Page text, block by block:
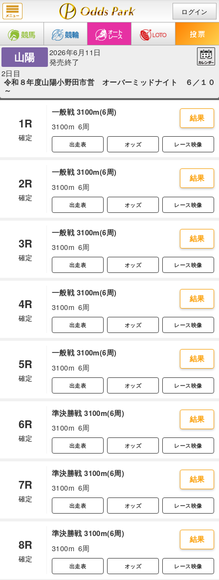
ログイン
山陽
2026年6月11日
発売終了
2日目
令和８年度山陽小野田市営 オーバーミッドナイト ６／１０
～
1R
確定
一般戦 3100m(6周)
3100m 6周
結果
出走表 オッズ レース映像
2R
確定
一般戦 3100m(6周)
3100m 6周
結果
出走表 オッズ レース映像
3R
確定
一般戦 3100m(6周)
3100m 6周
結果
出走表 オッズ レース映像
4R
確定
一般戦 3100m(6周)
3100m 6周
結果
出走表 オッズ レース映像
5R
確定
一般戦 3100m(6周)
3100m 6周
結果
出走表 オッズ レース映像
6R
確定
準決勝戦 3100m(6周)
3100m 6周
結果
出走表 オッズ レース映像
7R
確定
準決勝戦 3100m(6周)
3100m 6周
結果
出走表 オッズ レース映像
8R
確定
準決勝戦 3100m(6周)
3100m 6周
結果
出走表 オッズ レース映像